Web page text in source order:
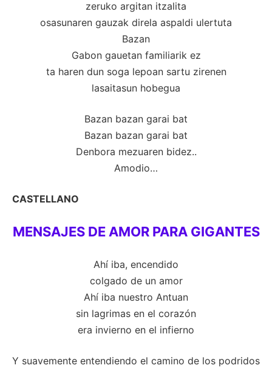
zeruko argitan itzalita
osasunaren gauzak direla aspaldi ulertuta
Bazan
Gabon gauetan familiarik ez
ta haren dun soga lepoan sartu zirenen
lasaitasun hobegua
Bazan bazan garai bat
Bazan bazan garai bat
Denbora mezuaren bidez..
Amodio…
CASTELLANO
MENSAJES DE AMOR PARA GIGANTES
Ahí iba, encendido
colgado de un amor
Ahí iba nuestro Antuan
sin lagrimas en el corazón
era invierno en el infierno
Y suavemente entendiendo el camino de los podridos